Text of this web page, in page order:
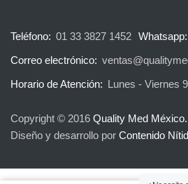
Teléfono: 01 33 3827 1452 Whatsapp:
Correo electrónico:
Horario de Atención: Lunes - Viernes
Copyright © 2016 Quality Med México.
Diseño y desarrollo por Contenido